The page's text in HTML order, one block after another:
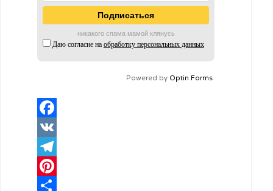
никакого спама мамой клянусь
Даю согласие на обработку персональных данных
Powered by Optin Forms
Facebook
VK
Telegram
Pinterest